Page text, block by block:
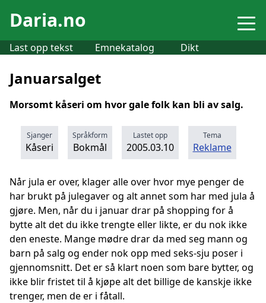
Daria.no
Last opp tekst Emnekatalog Dikt
Januarsalget
Morsomt kåseri om hvor gale folk kan bli av salg.
Sjanger
Kåseri
Språkform
Bokmål
Lastet opp
2005.03.10
Tema
Reklame
Når jula er over, klager alle over hvor mye penger de
har brukt på julegaver og alt annet som har med jula å
gjøre. Men, når du i januar drar på shopping for å
bytte alt det du ikke trengte eller likte, er du nok ikke
den eneste. Mange mødre drar da med seg mann og
barn på salg og ender nok opp med seks-sju poser i
gjennomsnitt. Det er så klart noen som bare bytter, og
ikke blir fristet til å kjøpe alt det billige de kanskje ikke
trenger, men de er i fåtall.